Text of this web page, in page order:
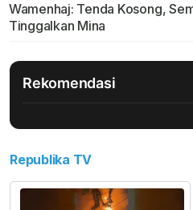
Wamenhaj: Tenda Kosong,
Tinggalkan Mina
Rekomendasi
Republika TV